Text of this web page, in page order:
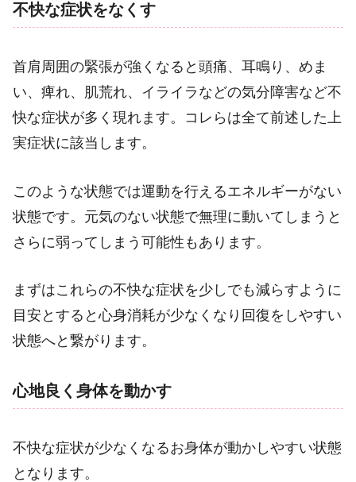
不快な症状をなくす
首肩周囲の緊張が強くなると頭痛、耳鳴り、めま
い、痺れ、肌荒れ、イライラなどの気分障害など不
快な症状が多く現れます。コレらは全て前述した上
実症状に該当します。
このような状態では運動を行えるエネルギーがない
状態です。元気のない状態で無理に動いてしまうと
さらに弱ってしまう可能性もあります。
まずはこれらの不快な症状を少しでも減らすように
目安とすると心身消耗が少なくなり回復をしやすい
状態へと繋がります。
心地良く身体を動かす
不快な症状が少なくなるお身体が動かしやすい状態
となります。